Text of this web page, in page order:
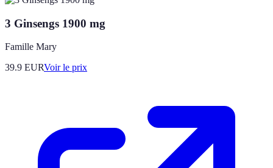
3 Ginsengs 1900 mg
Famille Mary
39.9 EURVoir le prix